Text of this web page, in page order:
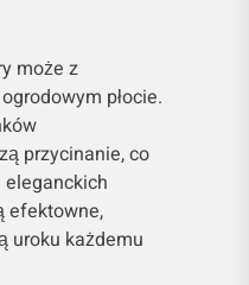
może z
płocie.
przycinanie, co
efektowne,
uroku każdemu